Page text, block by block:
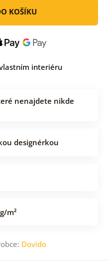
KOŠÍKU
interiéru
nenajdete nikde
designérkou
m²
Dovido